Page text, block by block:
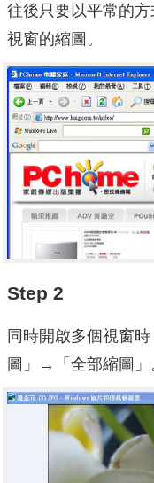
往後只要以平常的
視窗的縮圖。
Step 2
同時開啟多個視窗
圖」→「全部縮圖」